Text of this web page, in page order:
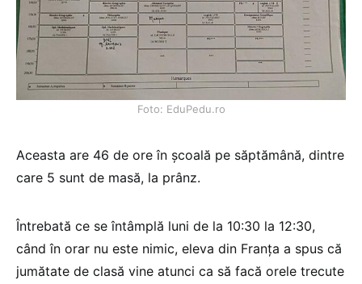
Foto: EduPedu.ro
Aceasta are 46 de ore în școală pe săptămână, dintre
care 5 sunt de masă, la prânz.
Întrebată ce se întâmplă luni de la 10:30 la 12:30,
când în orar nu este nimic, eleva din Franța a spus că
jumătate de clasă vine atunci ca să facă orele trecute